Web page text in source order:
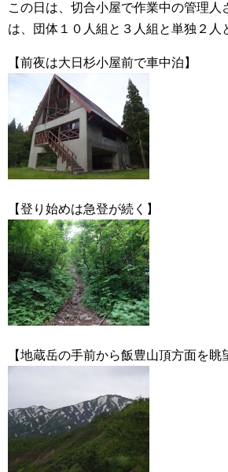
この日は、切合小屋で作業中の管理人
は、団体１０人組と３人組と単独２人
【前夜は大日杉小屋前で車中泊】
【登り始めは急登が続く】
【地蔵岳の手前から飯豊山頂方面を眺